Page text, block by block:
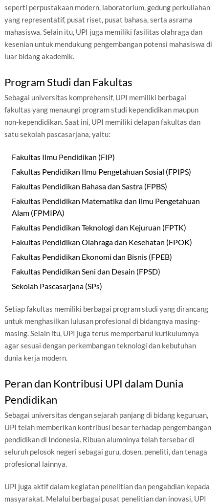
seperti perpustakaan modern, laboratorium, gedung perkuliahan
yang representatif, pusat riset, pusat bahasa, serta asrama
mahasiswa. Selain itu, UPI juga memiliki fasilitas olahraga dan
kesenian untuk mendukung pengembangan potensi mahasiswa di
luar bidang akademik.
Program Studi dan Fakultas
Sebagai universitas komprehensif, UPI memiliki berbagai
fakultas yang menaungi program studi kependidikan maupun
non-kependidikan. Saat ini, UPI memiliki delapan fakultas dan
satu sekolah pascasarjana, yaitu:
Fakultas Ilmu Pendidikan (FIP)
Fakultas Pendidikan Ilmu Pengetahuan Sosial (FPIPS)
Fakultas Pendidikan Bahasa dan Sastra (FPBS)
Fakultas Pendidikan Matematika dan Ilmu Pengetahuan
Alam (FPMIPA)
Fakultas Pendidikan Teknologi dan Kejuruan (FPTK)
Fakultas Pendidikan Olahraga dan Kesehatan (FPOK)
Fakultas Pendidikan Ekonomi dan Bisnis (FPEB)
Fakultas Pendidikan Seni dan Desain (FPSD)
Sekolah Pascasarjana (SPs)
Setiap fakultas memiliki berbagai program studi yang dirancang
untuk menghasilkan lulusan profesional di bidangnya masing-
masing. Selain itu, UPI juga terus memperbarui kurikulumnya
agar sesuai dengan perkembangan teknologi dan kebutuhan
dunia kerja modern.
Peran dan Kontribusi UPI dalam Dunia
Pendidikan
Sebagai universitas dengan sejarah panjang di bidang keguruan,
UPI telah memberikan kontribusi besar terhadap pengembangan
pendidikan di Indonesia. Ribuan alumninya telah tersebar di
seluruh pelosok negeri sebagai guru, dosen, peneliti, dan tenaga
profesional lainnya.
UPI juga aktif dalam kegiatan penelitian dan pengabdian kepada
masyarakat. Melalui berbagai pusat penelitian dan inovasi, UPI